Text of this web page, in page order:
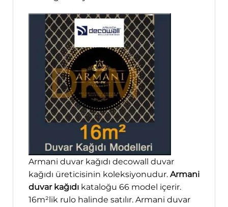
Armani duvar kağıdı decowall duvar
kağıdı üreticisinin koleksiyonudur. Armani
duvar kağıdı kataloğu 66 model içerir.
16m²lik rulo halinde satılır. Armani duvar